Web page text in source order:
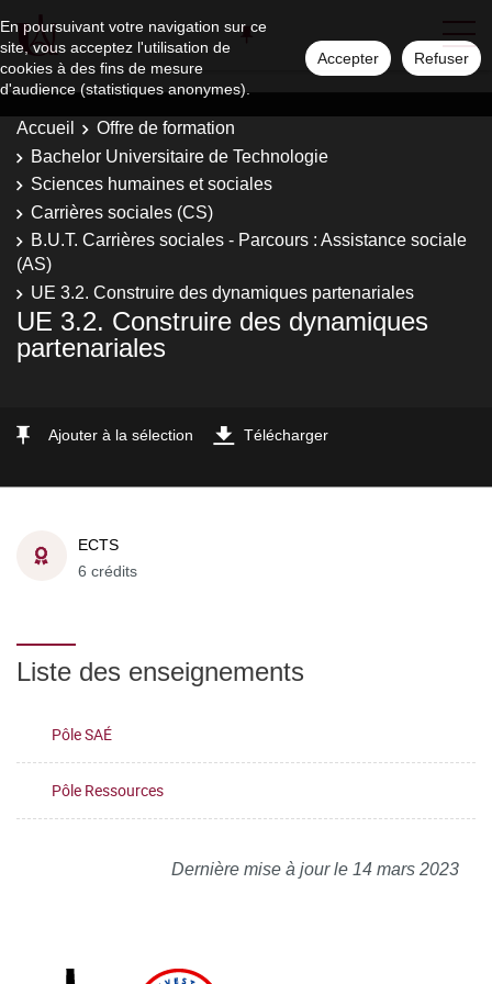
En poursuivant votre navigation sur ce
site, vous acceptez l'utilisation de
cookies à des fins de mesure
d'audience (statistiques anonymes).
Accepter Refuser
Accueil
Offre de formation
Bachelor Universitaire de Technologie
Sciences humaines et sociales
Carrières sociales (CS)
B.U.T. Carrières sociales - Parcours : Assistance sociale
(AS)
UE 3.2. Construire des dynamiques partenariales
UE 3.2. Construire des dynamiques
partenariales
Ajouter à la sélection Télécharger
ECTS
6 crédits
Liste des enseignements
Pôle SAÉ
Pôle Ressources
Dernière mise à jour le 14 mars 2023